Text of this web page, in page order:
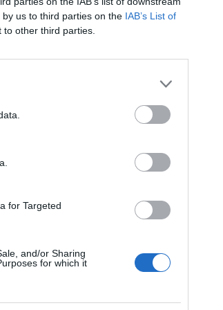
us to third parties on the IAB’s List of
other third parties.
for Targeted
and/or Sharing
for which it
megfelelő adósok lakáshiteleinél - az
cikkünk2009.02.04 13:53Állami garancia
melynek olvasása előfizetéses